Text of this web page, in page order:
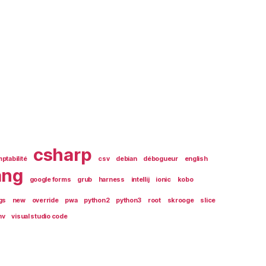
csharp csv debian débogueur english
google forms grub harness intellij ionic kobo
new override pwa python2 python3 root skrooge slice
visual studio code